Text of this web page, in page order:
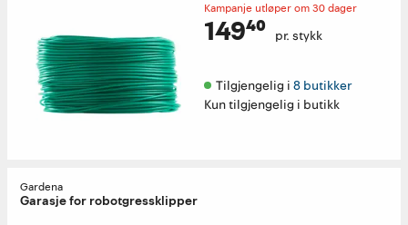
Kampanje utløper om 30 dager
149⁴⁰ pr. stykk
Tilgjengelig i 8 butikker
Kun tilgjengelig i butikk
Gardena
Garasje for robotgressklipper